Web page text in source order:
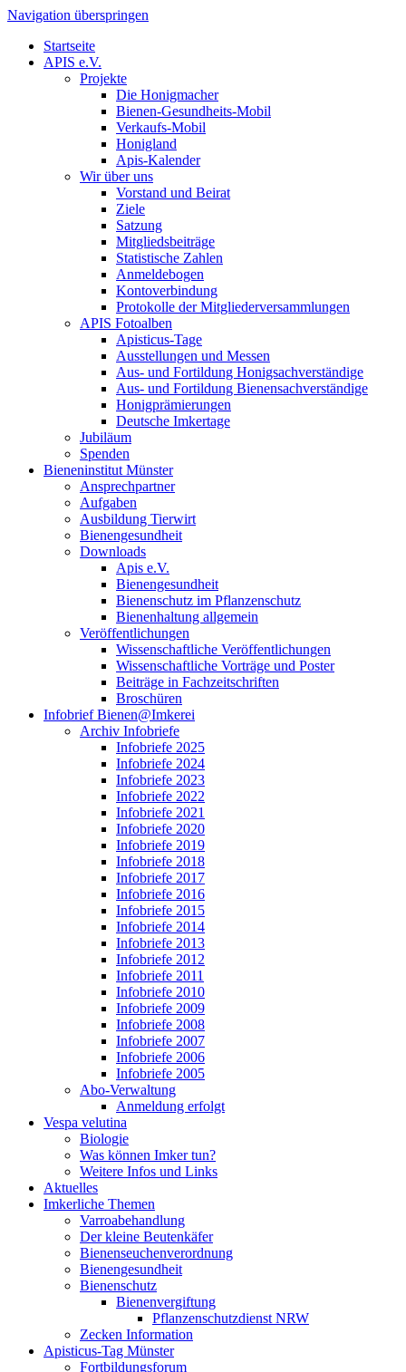
Navigation überspringen
Startseite
APIS e.V.
Projekte
Die Honigmacher
Bienen-Gesundheits-Mobil
Verkaufs-Mobil
Honigland
Apis-Kalender
Wir über uns
Vorstand und Beirat
Ziele
Satzung
Mitgliedsbeiträge
Statistische Zahlen
Anmeldebogen
Kontoverbindung
Protokolle der Mitgliederversammlungen
APIS Fotoalben
Apisticus-Tage
Ausstellungen und Messen
Aus- und Fortildung Honigsachverständige
Aus- und Fortildung Bienensachverständige
Honigprämierungen
Deutsche Imkertage
Jubiläum
Spenden
Bieneninstitut Münster
Ansprechpartner
Aufgaben
Ausbildung Tierwirt
Bienengesundheit
Downloads
Apis e.V.
Bienengesundheit
Bienenschutz im Pflanzenschutz
Bienenhaltung allgemein
Veröffentlichungen
Wissenschaftliche Veröffentlichungen
Wissenschaftliche Vorträge und Poster
Beiträge in Fachzeitschriften
Broschüren
Infobrief Bienen@Imkerei
Archiv Infobriefe
Infobriefe 2025
Infobriefe 2024
Infobriefe 2023
Infobriefe 2022
Infobriefe 2021
Infobriefe 2020
Infobriefe 2019
Infobriefe 2018
Infobriefe 2017
Infobriefe 2016
Infobriefe 2015
Infobriefe 2014
Infobriefe 2013
Infobriefe 2012
Infobriefe 2011
Infobriefe 2010
Infobriefe 2009
Infobriefe 2008
Infobriefe 2007
Infobriefe 2006
Infobriefe 2005
Abo-Verwaltung
Anmeldung erfolgt
Vespa velutina
Biologie
Was können Imker tun?
Weitere Infos und Links
Aktuelles
Imkerliche Themen
Varroabehandlung
Der kleine Beutenkäfer
Bienenseuchenverordnung
Bienengesundheit
Bienenschutz
Bienenvergiftung
Pflanzenschutzdienst NRW
Zecken Information
Apisticus-Tag Münster
Fortbildungsforum